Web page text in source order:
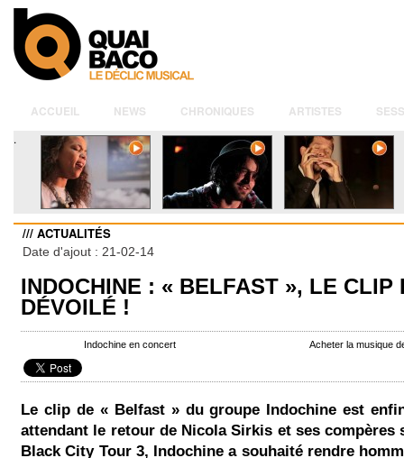
ACCUEIL NEWS CHRONIQUES ARTISTES
.
/// ACTUALITÉS
Date d'ajout : 21-02-14
INDOCHINE : « BELFAST », LE CLIP
DÉVOILÉ !
Indochine en concert Acheter la musique
Le clip de « Belfast » du groupe Indochine est
attendant le retour de Nicola Sirkis et ses compères
Black City Tour 3, Indochine a souhaité rendre